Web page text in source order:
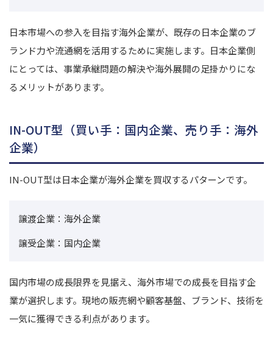
日本市場への参入を目指す海外企業が、既存の日本企業のブ
ランド力や流通網を活用するために実施します。 日本企業側
にとっては、事業承継問題の解決や海外展開の足掛かりにな
るメリットがあります。
IN-OUT型（買い手：国内企業、売り手：海外
企業）
IN-OUT型は日本企業が海外企業を買収するパターンです。
譲渡企業：海外企業
譲受企業：国内企業
国内市場の成長限界を見据え、海外市場での成長を目指す企
業が選択します。 現地の販売網や顧客基盤、ブランド、技術を
一気に獲得できる利点があります。